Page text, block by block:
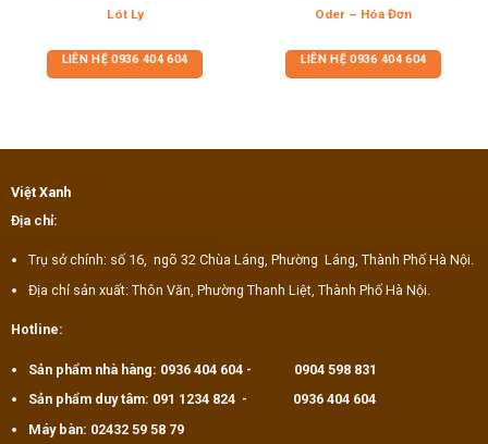
Lót Ly
LIÊN HỆ0936 404 604
Oder – Hóa Đơn
LIÊN HỆ0936 404 604
Việt Xanh
Địa chỉ:
Trụ sở chính: số 16, ngõ 32 Chùa Láng, Phường Láng, Thành Phố Hà Nội.
Địa chỉ sản xuất: Thôn Văn, Phường Thanh Liệt, Thành Phố Hà Nội.
Hotline:
Sản phẩm nhà hàng: 0936 404 604- 0904 598 831
Sản phẩm duy tâm: 091 1234 824 -
0936 404 604
Máy bàn: 02432 59 58 79